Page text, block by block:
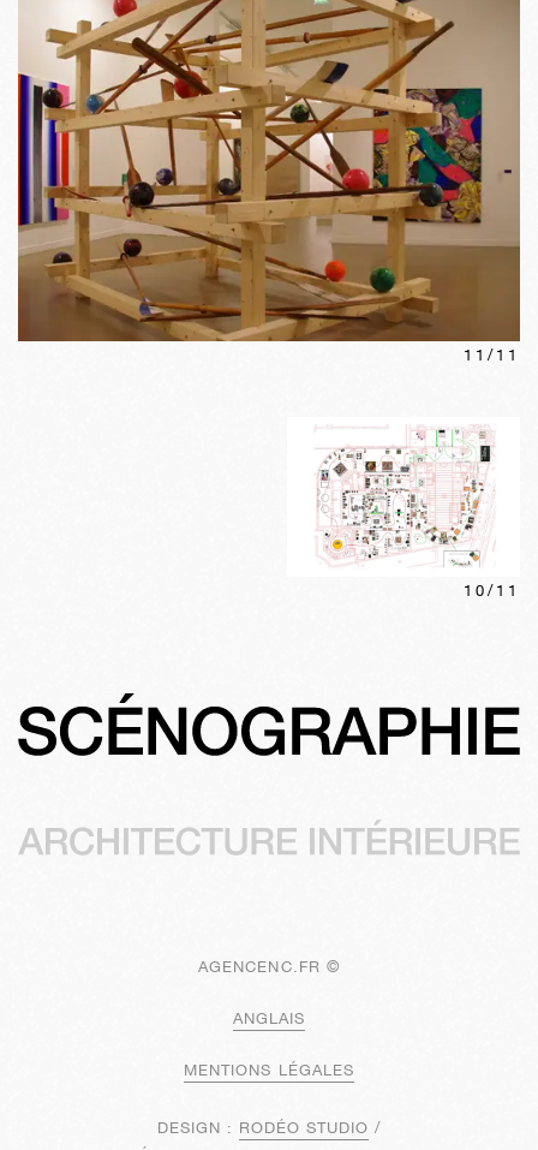
11/ 11
10/ 11
AGENCENC.FR ©
ANGLAIS
MENTIONS LÉGALES
DESIGN : RODÉO STUDIO /